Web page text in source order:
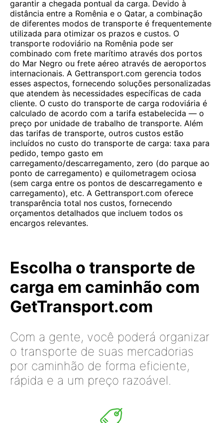
garantir a chegada pontual da carga. Devido à
distância entre a Romênia e o Qatar, a combinação
de diferentes modos de transporte é frequentemente
utilizada para otimizar os prazos e custos. O
transporte rodoviário na Romênia pode ser
combinado com frete marítimo através dos portos
do Mar Negro ou frete aéreo através de aeroportos
internacionais. A Gettransport.com gerencia todos
esses aspectos, fornecendo soluções personalizadas
que atendem às necessidades específicas de cada
cliente. O custo do transporte de carga rodoviária é
calculado de acordo com a tarifa estabelecida — o
preço por unidade de trabalho de transporte. Além
das tarifas de transporte, outros custos estão
incluídos no custo do transporte de carga: taxa para
pedido, tempo gasto em
carregamento/descarregamento, zero (do parque ao
ponto de carregamento) e quilometragem ociosa
(sem carga entre os pontos de descarregamento e
carregamento), etc. A Gettransport.com oferece
transparência total nos custos, fornecendo
orçamentos detalhados que incluem todos os
encargos relevantes.
Escolha o transporte de
carga em caminhão com
GetTransport.com
Com a gente, você poderá organizar
o transporte de suas mercadorias
por caminhão de forma eficiente,
rápida e a um preço razoável.